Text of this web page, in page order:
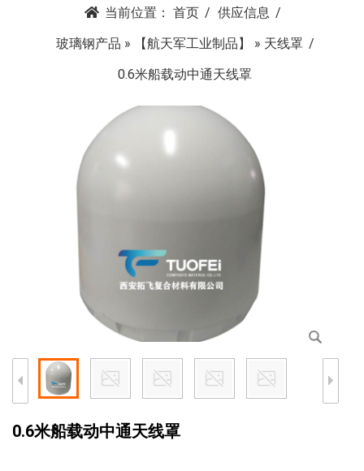
当前位置： 首页
供应信息
玻璃钢产品 » 【航天军工业制品】 » 天线罩
0.6米船载动中通天线罩
0.6米船载动中通天线罩